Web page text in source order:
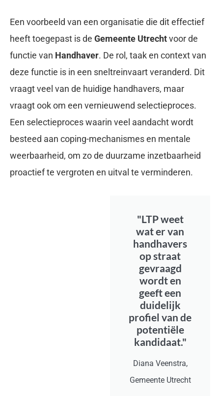
Een voorbeeld van een organisatie die dit effectief
heeft toegepast is de Gemeente Utrechtvoor de
functie van Handhaver. De rol, taak en context van
deze functie is in een sneltreinvaart veranderd. Dit
vraagt veel van de huidige handhavers, maar
vraagt ook om een vernieuwend selectieproces.
Een selectieproces waarin veel aandacht wordt
besteed aan coping-mechanismes en mentale
weerbaarheid, om zo de duurzame inzetbaarheid
proactief te vergroten en uitval te verminderen.
"LTP weet
wat er van
handhavers
op straat
gevraagd
wordt en
geeft een
duidelijk
profiel van de
potentiële
kandidaat."
Diana Veenstra,
Gemeente Utrecht